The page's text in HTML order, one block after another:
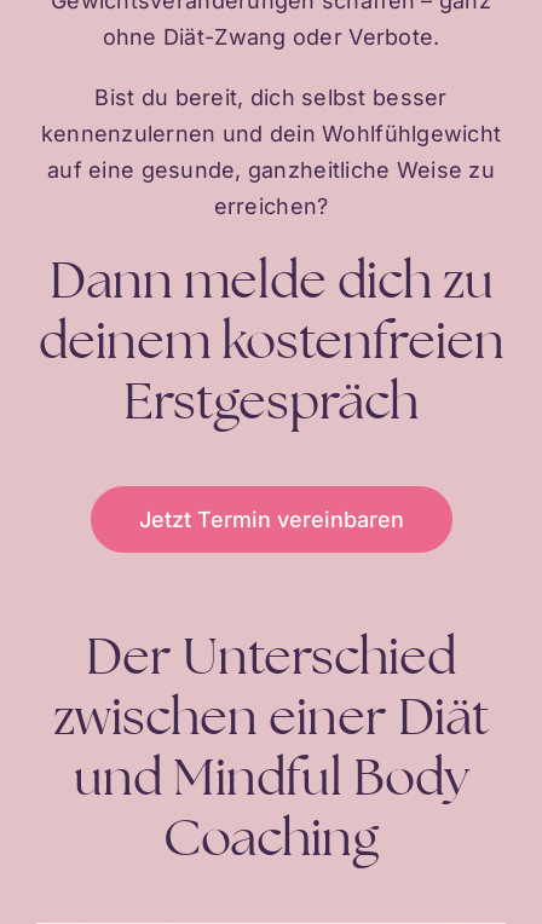
ohne Diät-Zwang oder Verbote.
Bist du bereit, dich selbst besser
kennenzulernen und dein Wohlfühlgewicht
auf eine gesunde, ganzheitliche Weise zu
erreichen?
Dann melde dich zu
deinem kostenfreien
Erstgespräch
Jetzt Termin vereinbaren
Der Unterschied
zwischen einer Diät
und Mindful Body
Coaching